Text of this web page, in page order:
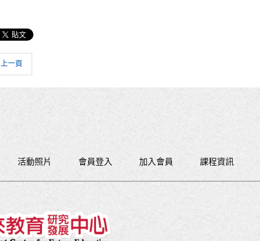
上一頁
活動照片 會員登入 加入會員 課程資訊